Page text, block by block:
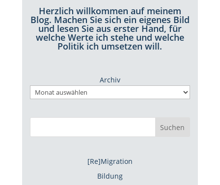
Herzlich willkommen auf meinem
Blog. Machen Sie sich ein eigenes Bild
und lesen Sie aus erster Hand, für
welche Werte ich stehe und welche
Politik ich umsetzen will.
Archiv
Suchen
[Re]Migration
Bildung